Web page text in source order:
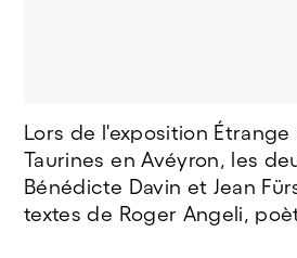
© Roger Angeli
Lors de l'exposition Étrange
Taurines en Avéyron, les
Bénédicte Davin et Jean
textes de Roger Angeli,